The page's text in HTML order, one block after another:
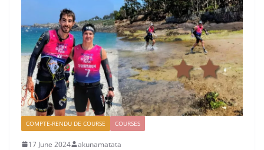
COMPTE-RENDU DE COURSE COURSES
17 June 2024 akunamatata